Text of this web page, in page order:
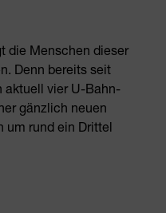
die Menschen dieser
Denn bereits seit
aktuell vier U-Bahn-
gänzlich neuen
um rund ein Drittel